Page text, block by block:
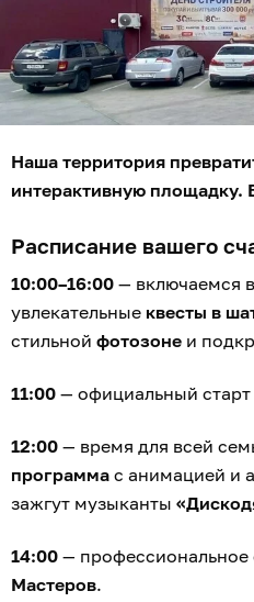
Наша территория
интерактивную площадку.
Расписание вашего
10:00–16:00 — включаемся
увлекательные квесты в
стильной фотозоне и
11:00 — официальный
12:00 — время для всей
программа с анимацией и
зажгут музыканты
14:00 — профессиональное
Мастеров.